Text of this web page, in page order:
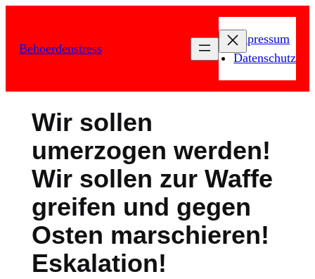
springen
Behoerdenstress
Impressum
Datenschutz
Wir sollen
umerzogen werden!
Wir sollen zur Waffe
greifen und gegen
Osten marschieren!
Eskalation!